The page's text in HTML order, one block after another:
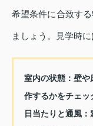
希望条件に合致す
ましょう。見学時
室内の状態： 壁や
作するかをチェッ
日当たりと通風：